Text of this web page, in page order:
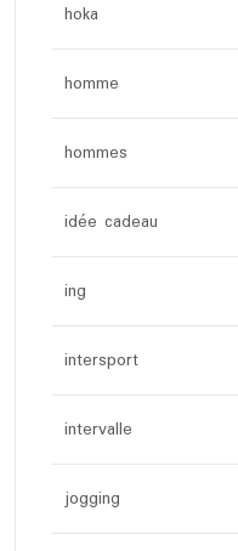
hoka
homme
hommes
idée cadeau
ing
intersport
intervalle
jogging